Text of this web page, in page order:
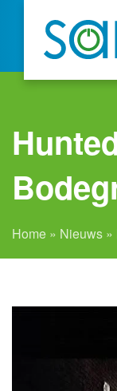
Home » Nieuws »